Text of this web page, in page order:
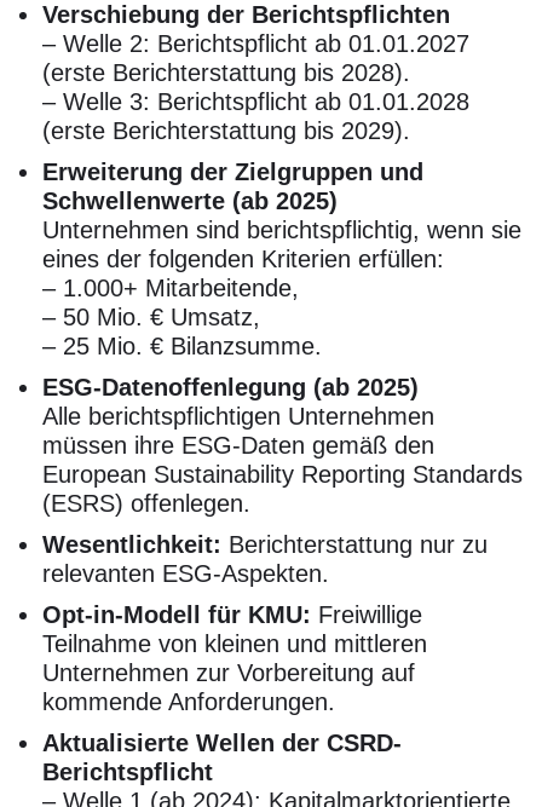
Verschiebung der Berichtspflichten
– Welle 2: Berichtspflicht ab 01.01.2027
(erste Berichterstattung bis 2028).
– Welle 3: Berichtspflicht ab 01.01.2028
(erste Berichterstattung bis 2029).
Erweiterung der Zielgruppen und
Schwellenwerte (ab 2025)
Unternehmen sind berichtspflichtig, wenn sie
eines der folgenden Kriterien erfüllen:
– 1.000+ Mitarbeitende,
– 50 Mio. € Umsatz,
– 25 Mio. € Bilanzsumme.
ESG-Datenoffenlegung (ab 2025)
Alle berichtspflichtigen Unternehmen
müssen ihre ESG-Daten gemäß den
European Sustainability Reporting Standards
(ESRS) offenlegen.
Wesentlichkeit: Berichterstattung nur zu
relevanten ESG-Aspekten.
Opt-in-Modell für KMU: Freiwillige
Teilnahme von kleinen und mittleren
Unternehmen zur Vorbereitung auf
kommende Anforderungen.
Aktualisierte Wellen der CSRD-
Berichtspflicht
– Welle 1 (ab 2024): Kapitalmarktorientierte